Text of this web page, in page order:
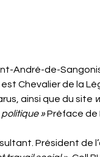
André-de-
Chevalier de la
ainsi que du site
» Préface de
Président de